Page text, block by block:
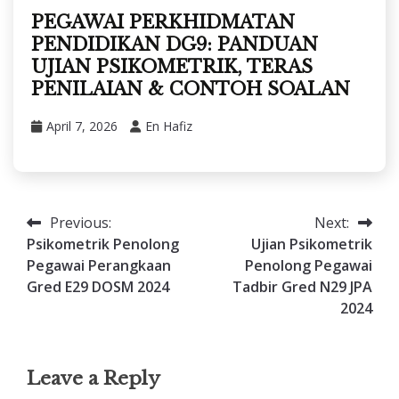
PEGAWAI PERKHIDMATAN
PENDIDIKAN DG9: PANDUAN
UJIAN PSIKOMETRIK, TERAS
PENILAIAN & CONTOH SOALAN
April 7, 2026 En Hafiz
Post
navigation
Previous:
Psikometrik Penolong
Pegawai Perangkaan
Gred E29 DOSM 2024
Next:
Ujian Psikometrik
Penolong Pegawai
Tadbir Gred N29 JPA
2024
Leave a Reply